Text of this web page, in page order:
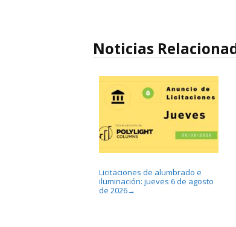
Noticias
Licitaciones de alumbrado e
iluminación: jueves 6 de agosto
de 2026→